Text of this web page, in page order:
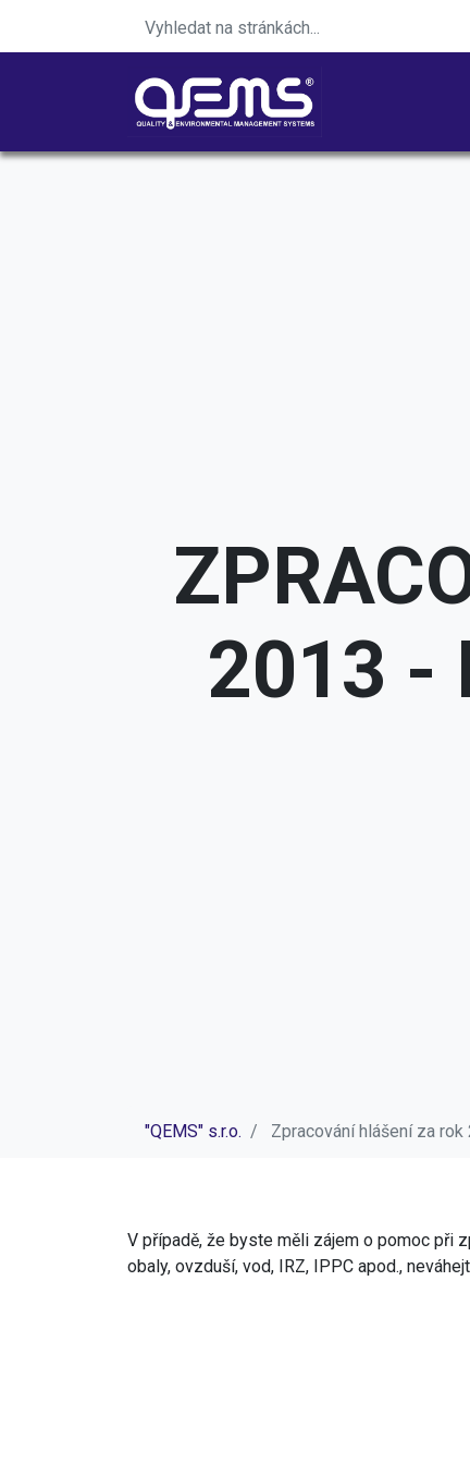
2013 -
"QEMS" s.r.o. Zpracování hlášení za rok
V případě, že byste měli zájem o pomoc při
obaly, ovzduší, vod, IRZ, IPPC apod.,